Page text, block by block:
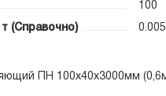
100
(Справочно)
ПН 100х40х3000мм